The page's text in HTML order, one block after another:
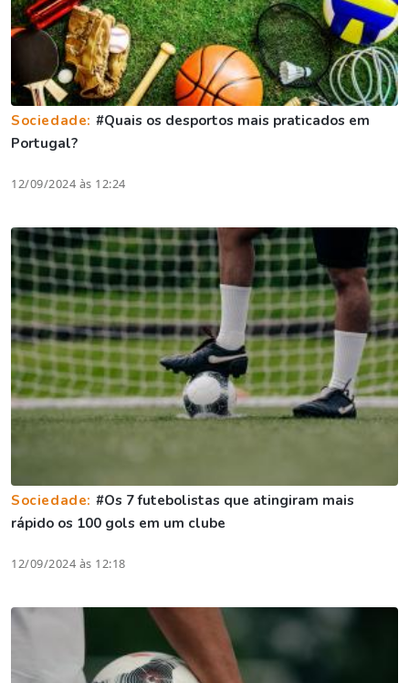
Sociedade: #Quais os desportos mais praticados em
Portugal?
12/09/2024 às 12:24
Sociedade: #Os 7 futebolistas que atingiram mais
rápido os 100 gols em um clube
12/09/2024 às 12:18